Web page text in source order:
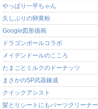
やっぱり一平ちゃん
久しぶりの卵黄粉
Google図形描画
ドラゴンボールコラボ
メイデンドールのこころ
たまごとミルクのドーナッツ
まさかのSP武器錬成
クイックアシスト
髪とりシートにもパーツクリーナー